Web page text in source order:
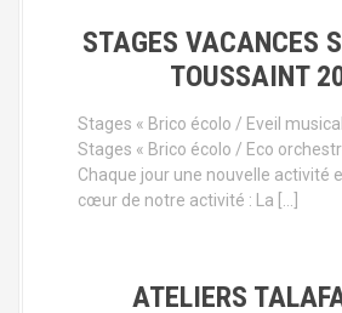
STAGES VACANCES
TOUSSAINT
Stages « Brico écolo / Eveil
Stages « Brico écolo / Eco
Chaque jour une nouvelle activité
cœur de notre activité : La […]
ATELIERS